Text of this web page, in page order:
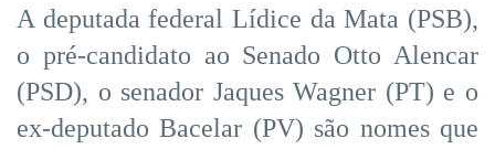
A deputada federal Lídice da Mata (PSB),
o pré-candidato ao Senado Otto Alencar
(PSD), o senador Jaques Wagner (PT) e o
ex-deputado Bacelar (PV) são nomes que